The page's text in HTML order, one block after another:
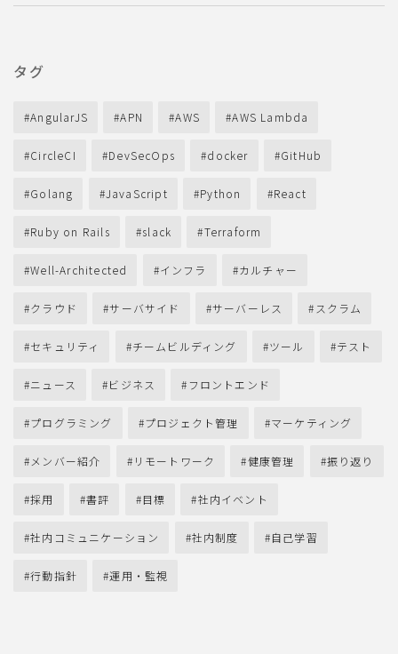
タグ
AngularJS APN AWS AWS Lambda
CircleCI DevSecOps docker GitHub
Golang JavaScript Python React
Ruby on Rails slack Terraform
Well-Architected インフラ カルチャー
クラウド サーバサイド サーバーレス スクラム
セキュリティ チームビルディング ツール テスト
ニュース ビジネス フロントエンド
プログラミング プロジェクト管理 マーケティング
メンバー紹介 リモートワーク 健康管理 振り返り
採用 書評 目標 社内イベント
社内コミュニケーション 社内制度 自己学習
行動指針 運用・監視